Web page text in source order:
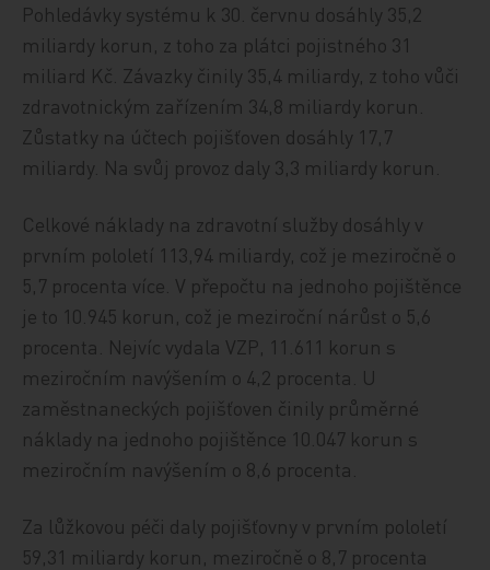
Pohledávky systému k 30. červnu dosáhly 35,2
miliardy korun, z toho za plátci pojistného 31
miliard Kč. Závazky činily 35,4 miliardy, z toho vůči
zdravotnickým zařízením 34,8 miliardy korun.
Zůstatky na účtech pojišťoven dosáhly 17,7
miliardy. Na svůj provoz daly 3,3 miliardy korun.
Celkové náklady na zdravotní služby dosáhly v
prvním pololetí 113,94 miliardy, což je meziročně o
5,7 procenta více. V přepočtu na jednoho pojištěnce
je to 10.945 korun, což je meziroční nárůst o 5,6
procenta. Nejvíc vydala VZP, 11.611 korun s
meziročním navýšením o 4,2 procenta. U
zaměstnaneckých pojišťoven činily průměrné
náklady na jednoho pojištěnce 10.047 korun s
meziročním navýšením o 8,6 procenta.
Za lůžkovou péči daly pojišťovny v prvním pololetí
59,31 miliardy korun, meziročně o 8,7 procenta